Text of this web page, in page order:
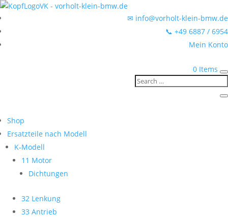
✉ info@vorholt-klein-bmw.de
📞 +49 6887 / 6954
Mein Konto
0 Items
Shop
Ersatzteile nach Modell
K-Modell
11 Motor
Dichtungen
32 Lenkung
33 Antrieb